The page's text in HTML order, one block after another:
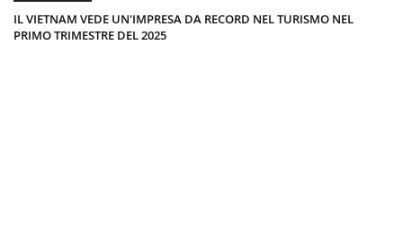
IL VIETNAM VEDE UN'IMPRESA DA RECORD NEL TURISMO NEL
PRIMO TRIMESTRE DEL 2025